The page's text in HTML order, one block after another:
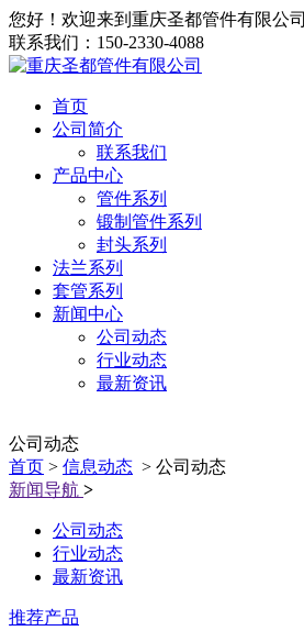
您好！欢迎来到重庆圣都管件有限公司
联系我们：150-2330-4088
首页
公司简介
联系我们
产品中心
管件系列
锻制管件系列
封头系列
法兰系列
套管系列
新闻中心
公司动态
行业动态
最新资讯
公司动态
首页 > 信息动态 > 公司动态
新闻导航 >
公司动态
行业动态
最新资讯
推荐产品